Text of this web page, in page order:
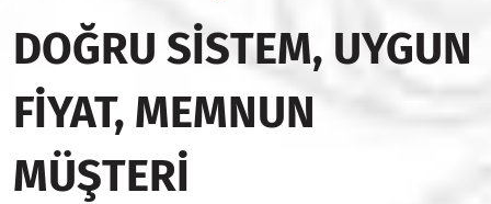
DOĞRU SISTEM, UYGUN
FIYAT, MEMNUN
MÜŞTERI